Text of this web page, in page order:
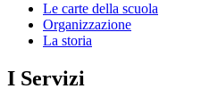
Le carte della scuola
Organizzazione
La storia
I Servizi